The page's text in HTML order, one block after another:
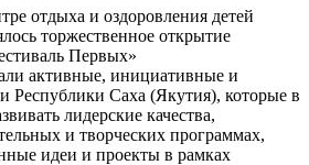
отдыха и оздоровления детей
торжественное открытие
Первых»
активные, инициативные и
Республики Саха (Якутия), которые в
лидерские качества,
и творческих программах,
идеи и проекты в рамках